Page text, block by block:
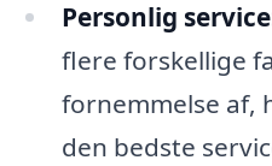
Personlig
flere forskellige
fornemmelse af,
den bedste